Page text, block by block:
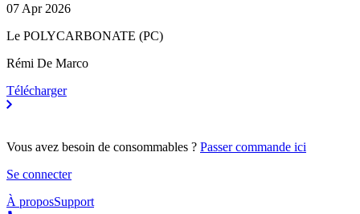
07 Apr 2026
Le POLYCARBONATE (PC)
Rémi De Marco
Télécharger
Vous avez besoin de consommables ? Passer commande ici
Se connecter
À proposSupport